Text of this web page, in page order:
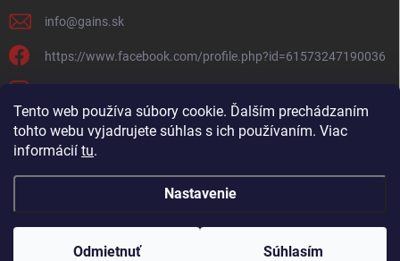
Tento web používa súbory cookie. Ďalším prechádzaním
tohto webu vyjadrujete súhlas s ich používaním. Viac
informácií tu.
Nastavenie
Odmietnuť Súhlasím
info@gains.sk
https://www.facebook.com/profile.php?id=61573247190036
Copyright 2026Gains.sk. Všetky práva vyhradené.Upraviť nastavenie